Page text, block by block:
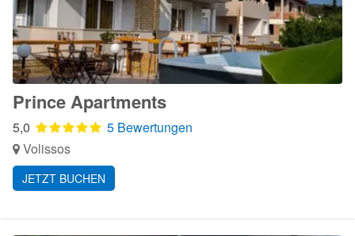
Prince Apartments
5,0
5 Bewertungen
Volissos
JETZT BUCHEN